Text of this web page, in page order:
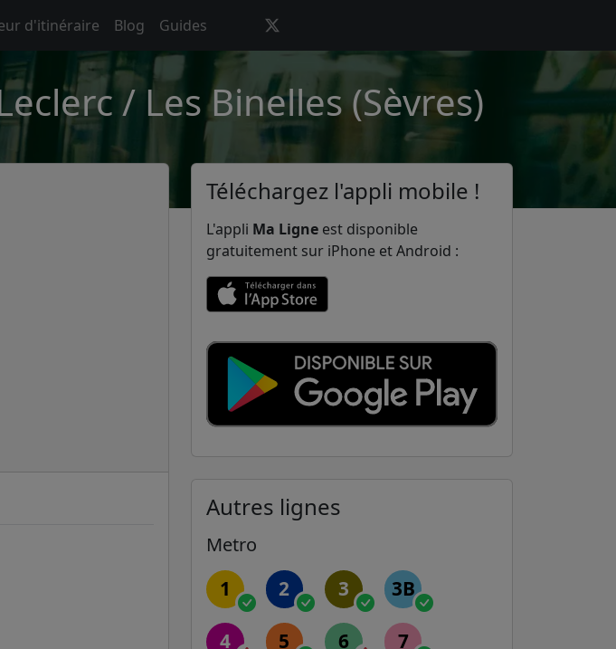
d'itinéraire Blog Guides
/ Les Binelles (Sèvres)
Téléchargez l'appli mobile !
L'appli Ma Ligne est disponible
gratuitement sur iPhone et Android :
Autres lignes
Metro
1 2 3 3B
4 5 6 7